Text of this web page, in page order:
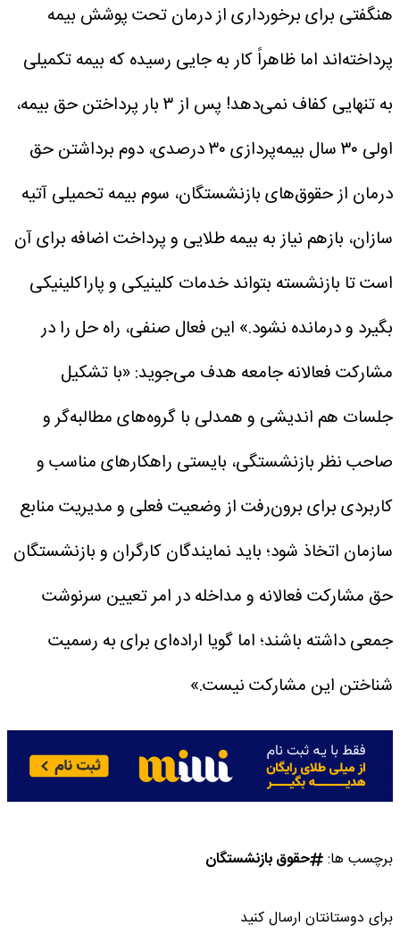
هنگفتی برای برخورداری از درمان تحت پوشش بیمه
پرداخته‌اند اما ظاهراً کار به جایی رسیده که بیمه تکمیلی
به تنهایی کفاف نمی‌دهد! پس از ۳ بار پرداختن حق بیمه،
اولی ۳۰ سال بیمه‌پردازی ۳۰ درصدی، دوم برداشتن حق
درمان از حقوق‌های بازنشستگان، سوم بیمه تحمیلی آتیه
سازان، بازهم نیاز به بیمه طلایی و پرداخت اضافه برای آن
است تا بازنشسته بتواند خدمات کلینیکی و پاراکلینیکی
بگیرد و درمانده نشود.» این فعال صنفی، راه حل را در
مشارکت فعالانه جامعه هدف می‌جوید: «با تشکیل
جلسات هم اندیشی و همدلی با گروه‌های مطالبه‌گر و
صاحب نظر بازنشستگی، بایستی راهکارهای مناسب و
کاربردی برای برون‌رفت از وضعیت فعلی و مدیریت منابع
سازمان اتخاذ شود؛ باید نمایندگان کارگران و بازنشستگان
حق مشارکت فعالانه و مداخله در امر تعیین سرنوشت
جمعی داشته باشند؛ اما گویا اراده‌ای برای به رسمیت
شناختن این مشارکت نیست.»
برچسب ها: حقوق بازنشستگان
برای دوستانتان ارسال کنید